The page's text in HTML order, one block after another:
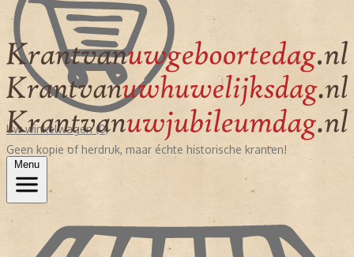
Uw winkelwagen (0)
Geen kopie of herdruk, maar échte historische kranten!
Menu